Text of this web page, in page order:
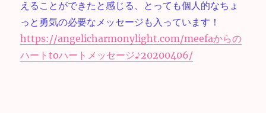
えることができたと感じる、とっても個人的なちょ
っと勇気の必要なメッセージも入っています！
https://angelicharmonylight.com/meefaからの
ハートtoハートメッセージ♪20200406/